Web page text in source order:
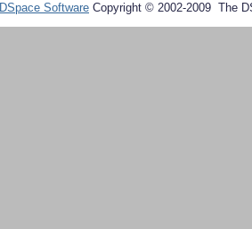
DSpace Software Copyright © 2002-2009 The